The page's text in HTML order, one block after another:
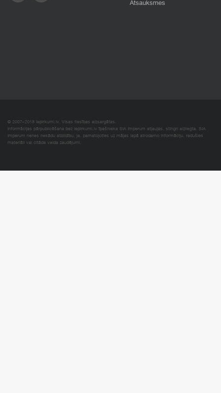
Atsauksmes
© 2007–2018 Iepirkumi.lv. Visas tiesības aizsargātas.
Informācijas pārpublicēšana bez iepirkumi.lv īpašnieka SIA Imperum atļaujas, stingri aizliegta. SIA
Imperum nenes nekādu atbildību, ja, pamatojoties uz mājas lapā atrodamo informāciju, radušies
materiāli vai citāda veida zaudējumi.